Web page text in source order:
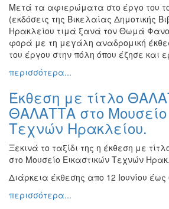
Φωτογραφία
Τραγούδι
Μουσική
Κινηματογράφος
Χορός
Θέατρο
Παζάρι
Ειδών
Συνέδρια
Ημερίδες
-
Διημερίδες
Σεμινάρια-
Μετά τα αφιερώματα στο έργο του
(εκδόσεις της Βικελαίας Δημοτικής
Ηρακλείου τιμά ξανά τον Θωμά
φορά με τη μεγάλη αναδρομική
του έργου στην πόλη όπου έζησε και
περισσότερα...
Έκθεση με τίτλο
ΘΑΛΑΤΤΑ στο Μουσείο
Τεχνών Ηρακλείου.
Ξεκινά το ταξίδι της η έκθεση με
στο Μουσείο Εικαστικών Τεχνών
Διάρκεια έκθεσης απο 12 Ιουνίου έως
περισσότερα...